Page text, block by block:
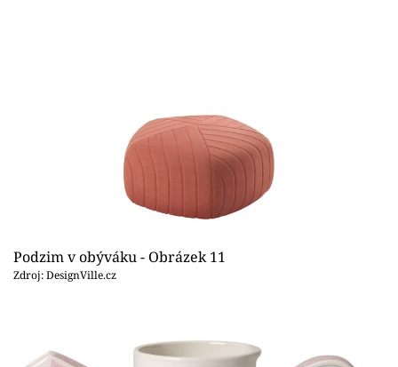
Podzim v obýváku - Obrázek 11
Zdroj: DesignVille.cz